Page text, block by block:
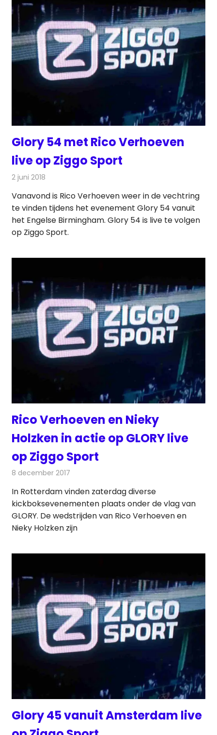
Glory 54 met Rico Verhoeven
live op Ziggo Sport
2 juni 2018
Vanavond is Rico Verhoeven weer in de vechtring
te vinden tijdens het evenement Glory 54 vanuit
het Engelse Birmingham. Glory 54 is live te volgen
op Ziggo Sport.
Rico Verhoeven en Nieky
Holzken in actie op GLORY live
op Ziggo Sport
8 december 2017
In Rotterdam vinden zaterdag diverse
kickboksevenementen plaats onder de vlag van
GLORY. De wedstrijden van Rico Verhoeven en
Nieky Holzken zijn
Glory 45 vanuit Amsterdam live